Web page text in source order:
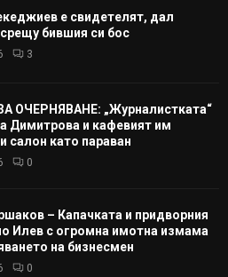
е свидетелят, дал
бившия си бос
3
ОЧЕРНЯВАНЕ: „Журналистката“
Димитрова и кафевият им
салон като параван
0
– Капачката и придворния
Илев с огромна имотна измама
на бизнесмен
0